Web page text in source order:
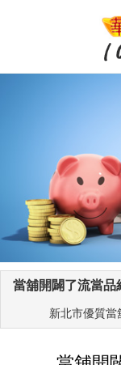
當舖開闢了流當品
新北市優質